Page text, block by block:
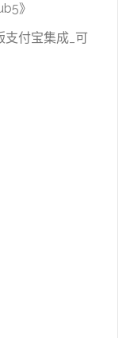
》
付宝集成_可